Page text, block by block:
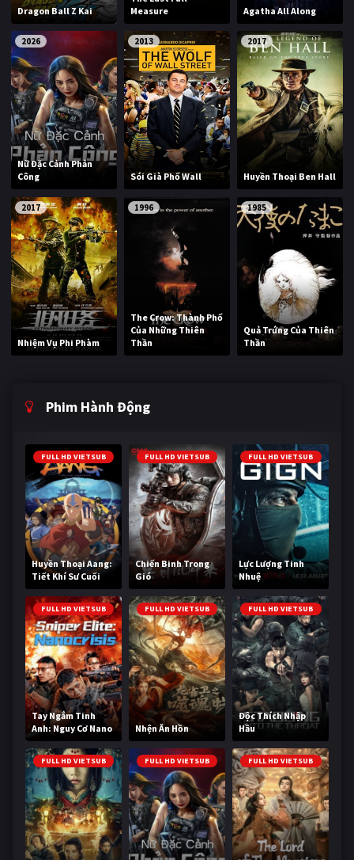
Dragon Ball Z Kai
Measure
Agatha All Along
2026
Nữ Đặc Cảnh Phản
Công
2013
Sói Già Phố Wall
2017
Huyền Thoại Ben Hall
2017
Nhiệm Vụ Phi Phàm
1996
The Crow: Thành Phố
Của Những Thiên
Thần
1985
Quả Trứng Của Thiên
Thần
Phim Hành Động
FULL HD VIETSUB
Huyền Thoại Aang:
Tiết Khí Sư Cuối
Cùng
FULL HD VIETSUB
Chiến Binh Trong
Gió
FULL HD VIETSUB
Lực Lượng Tinh
Nhuệ
FULL HD VIETSUB
Tay Ngắm Tinh
Anh: Nguy Cơ Nano
FULL HD VIETSUB
Nhện Ăn Hồn
FULL HD VIETSUB
Độc Thích Nhập
Hầu
FULL HD VIETSUB FULL HD VIETSUB FULL HD VIETSUB